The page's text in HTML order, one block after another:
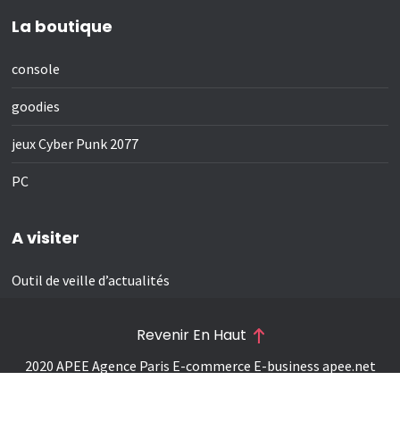
La boutique
console
goodies
jeux Cyber Punk 2077
PC
A visiter
Outil de veille d’actualités
2020 APEE Agence Paris E-commerce E-business apee.net
Revenir En Haut